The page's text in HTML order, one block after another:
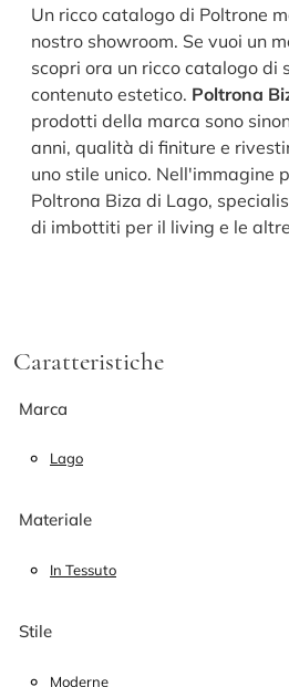
Un ricco catalogo di Poltrone
nostro showroom. Se vuoi un
scopri ora un ricco catalogo di
contenuto estetico. Poltrona
prodotti della marca sono
anni, qualità di finiture e
uno stile unico. Nell'immagine
Poltrona Biza di Lago,
di imbottiti per il living e le
Caratteristiche
Marca
Lago
Materiale
In Tessuto
Stile
Moderne